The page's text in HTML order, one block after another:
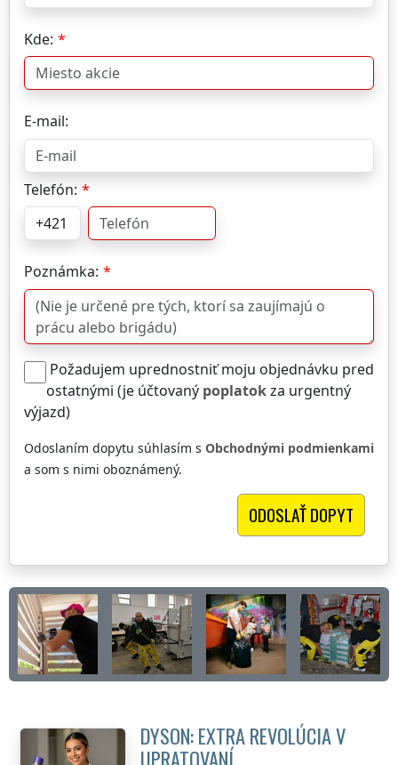
Kde:
E-mail:
Telefón:
Poznámka:
Požadujem uprednostniť moju objednávku pred
ostatnými (je účtovaný poplatokza urgentný
výjazd)
Odoslaním dopytu súhlasím s Obchodnými podmienkami
a som s nimi oboznámený.
DYSON: EXTRA REVOLÚCIA V
UPRATOVANÍ